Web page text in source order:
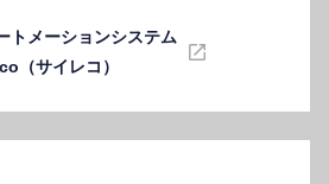
トメーションシステム
（サイレコ）